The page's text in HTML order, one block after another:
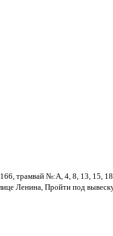
трамвай №:А, 4, 8, 13, 15,
Ленина, Пройти под